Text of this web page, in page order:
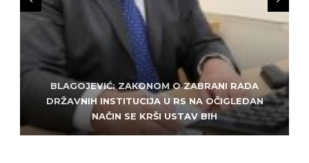
BLAGOJEVIĆ: ZAKONOM O ZABRANI RADA
DRŽAVNIH INSTITUCIJA U RS NA OČIGLEDAN
NAČIN SE KRŠI USTAV BIH
ZLATKO MILETIĆ: DODIK NEMA KUD OD
KRIMINALA, LJUDE IZ REPUBLIEK SRPSKE VUČE U
HAOS
SARAJEVO: ALEM MUDŽELET – ČOVJEK OD
POVJERENJA